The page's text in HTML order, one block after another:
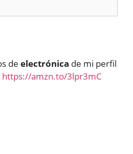
de electrónica de mi perfil
https://amzn.to/3lpr3mC